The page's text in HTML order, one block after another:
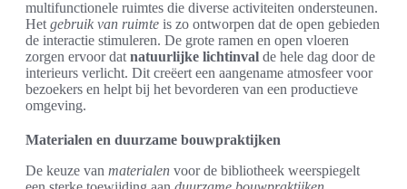
multifunctionele ruimtes die diverse activiteiten ondersteunen.
Het gebruik van ruimte is zo ontworpen dat de open gebieden
de interactie stimuleren. De grote ramen en open vloeren
zorgen ervoor dat natuurlijke lichtinval de hele dag door de
interieurs verlicht. Dit creëert een aangename atmosfeer voor
bezoekers en helpt bij het bevorderen van een productieve
omgeving.
Materialen en duurzame bouwpraktijken
De keuze van materialen voor de bibliotheek weerspiegelt